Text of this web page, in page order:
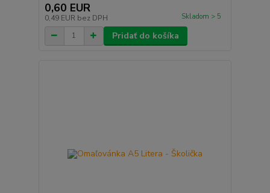
0,60 EUR
0,49 EUR bez DPH Skladom > 5
Pridať do košíka